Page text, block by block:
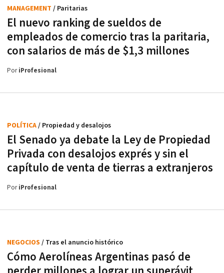
El nuevo ranking de sueldos de
empleados de comercio tras la paritaria,
con salarios de más de $1,3 millones
MANAGEMENT / Paritarias
PoriProfesional
El Senado ya debate la Ley de Propiedad
Privada con desalojos exprés y sin el
capítulo de venta de tierras a extranjeros
POLÍTICA/ Propiedad y desalojos
PoriProfesional
Cómo Aerolíneas Argentinas pasó de
NEGOCIOS / Tras el anuncio histórico